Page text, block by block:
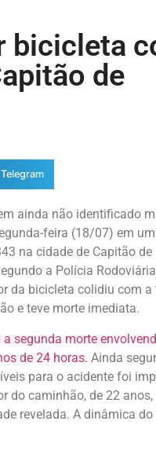
bicicleta
de
Telegram
ainda não identificado
feira (18/07) em
na cidade de Capitão
a Polícia
da bicicleta colidiu com a
e teve morte imediata.
a segunda morte
de 24 horas. Ainda
para o acidente foi
do caminhão, de 22 anos,
revelada. A dinâmica